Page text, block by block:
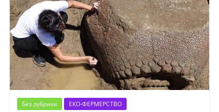
Без рубрики ЕКО-ФЕРМЕРСТВО